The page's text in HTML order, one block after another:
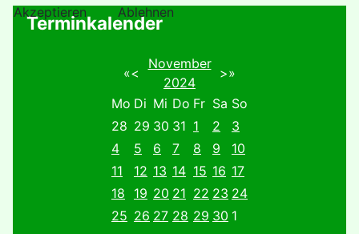
Terminkalender
«<
November
2024
>»
Mo Di Mi Do Fr Sa So
28 29 30 31 1 2
3
4
5 6 7 8 9
10
11
12 13 14 15 16 17
18
19 20 21 22 23 24
25 26 27 28 29 30 1
Akzeptieren Ablehnen